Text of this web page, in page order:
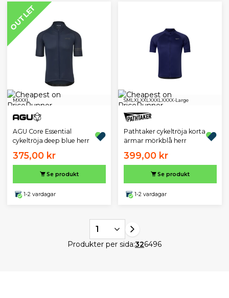
OUTLET
MXXXL
AGU Core Essential
cykeltröja deep blue herr
375,00 kr
Se produkt
1-2 vardagar
SML XL XXL XXXL XXXX-Large
Pathtaker cykeltröja korta
ärmar mörkblå herr
399,00 kr
Se produkt
1-2 vardagar
1
Produkter per sida:326496